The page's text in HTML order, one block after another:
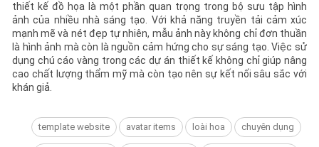
thiết kế đồ họa là một phần quan trọng trong bộ sưu tập hình
ảnh của nhiều nhà sáng tạo. Với khả năng truyền tải cảm xúc
mạnh mẽ và nét đẹp tự nhiên, mẫu ảnh này không chỉ đơn thuần
là hình ảnh mà còn là nguồn cảm hứng cho sự sáng tạo. Việc sử
dụng chú cáo vàng trong các dự án thiết kế không chỉ giúp nâng
cao chất lượng thẩm mỹ mà còn tạo nên sự kết nối sâu sắc với
khán giả.
template website avatar items loài hoa chuyên dụng